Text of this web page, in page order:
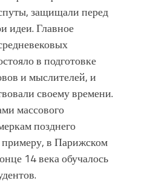
защищали перед
идеи. Главное
в подготовке
и мыслителей, и
своему времени.
массового
позднего
примеру, в Парижском
14 века обучалось